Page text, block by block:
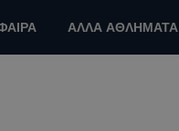
ΑΛΛΑ ΑΘΛΗΜΑΤΑ